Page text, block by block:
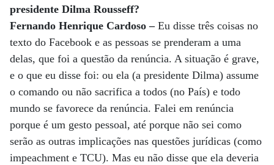
presidente Dilma Rousseff?
Fernando Henrique Cardoso – Eu disse três coisas no
texto do Facebook e as pessoas se prenderam a uma
delas, que foi a questão da renúncia. A situação é grave,
e o que eu disse foi: ou ela (a presidente Dilma) assume
o comando ou não sacrifica a todos (no País) e todo
mundo se favorece da renúncia. Falei em renúncia
porque é um gesto pessoal, até porque não sei como
serão as outras implicações nas questões jurídicas (como
impeachment e TCU). Mas eu não disse que ela deveria